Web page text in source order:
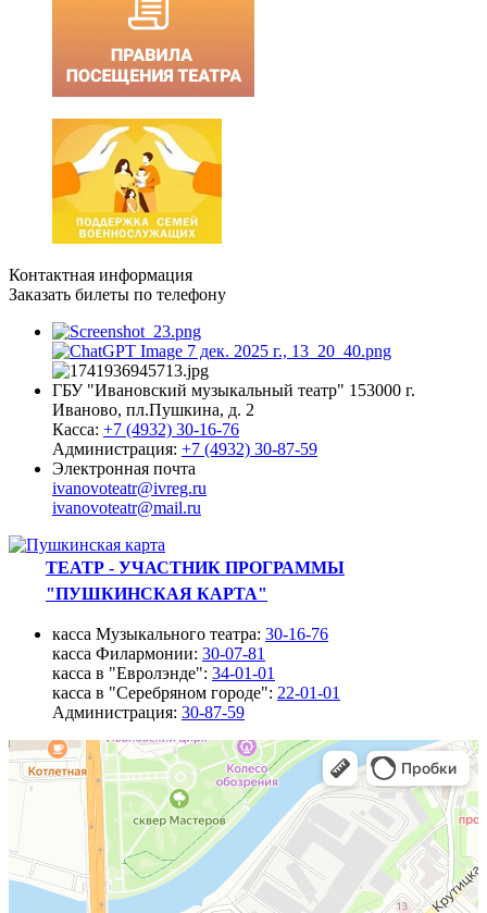
Контактная информация
Заказать билеты по телефону
ГБУ "Ивановский музыкальный театр" 153000 г.
Иваново, пл.Пушкина, д. 2
Касса: +7 (4932) 30-16-76
Администрация: +7 (4932) 30-87-59
Электронная почта
ivanovoteatr@ivreg.ru
ivanovoteatr@mail.ru
ТЕАТР - УЧАСТНИК ПРОГРАММЫ
"ПУШКИНСКАЯ КАРТА"
касса Музыкального театра: 30-16-76
касса Филармонии: 30-07-81
касса в "Евролэнде": 34-01-01
касса в "Серебряном городе": 22-01-01
Администрация: 30-87-59